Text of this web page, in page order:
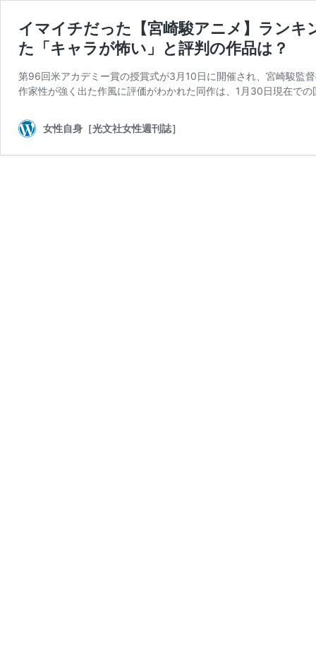
イマイチだった【宮崎駿アニメ】ランキ
た「キャラが怖い」と評判の作品は？
第96回米アカデミー賞の授賞式が3月10日に開催され、宮崎駿監
作家性が強く出た作風に評価がわかれた同作は、1月30日現在で
女性自身［光文社女性週刊誌］